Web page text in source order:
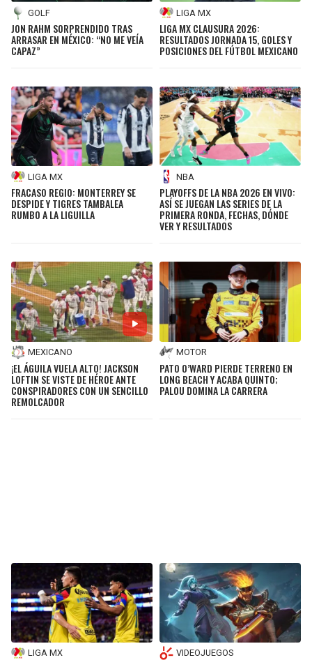
GOLF
JON RAHM SORPRENDIDO TRAS
ARRASAR EN MÉXICO: “NO ME VEÍA
CAPAZ”
LIGA MX
LIGA MX CLAUSURA 2026:
RESULTADOS JORNADA 15, GOLES Y
POSICIONES DEL FÚTBOL MEXICANO
LIGA MX
FRACASO REGIO: MONTERREY SE
DESPIDE Y TIGRES TAMBALEA
RUMBO A LA LIGUILLA
NBA
PLAYOFFS DE LA NBA 2026 EN VIVO:
ASÍ SE JUEGAN LAS SERIES DE LA
PRIMERA RONDA, FECHAS, DÓNDE
VER Y RESULTADOS
MEXICANO
¡EL ÁGUILA VUELA ALTO! JACKSON
LOFTIN SE VISTE DE HÉROE ANTE
CONSPIRADORES CON UN SENCILLO
REMOLCADOR
MOTOR
PATO O’WARD PIERDE TERRENO EN
LONG BEACH Y ACABA QUINTO;
PALOU DOMINA LA CARRERA
LIGA MX VIDEOJUEGOS